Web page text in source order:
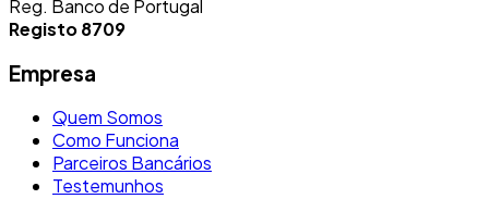
Reg. Banco de Portugal
Registo 8709
Empresa
Quem Somos
Como Funciona
Parceiros Bancários
Testemunhos